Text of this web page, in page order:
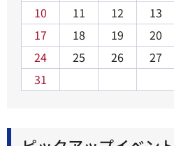
10
11 12 13
17
18 19 20
24
25 26 27
31